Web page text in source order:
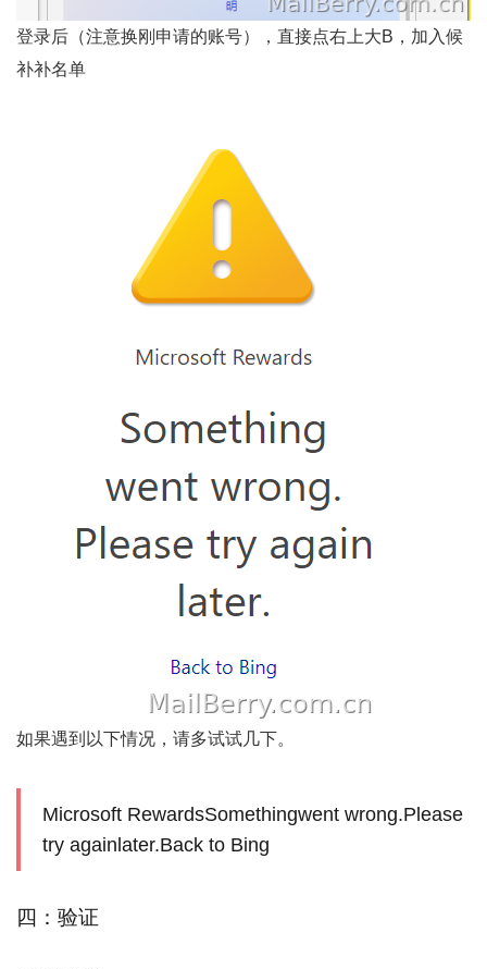
登录后（注意换刚申请的账号），直接点右上大B，加入候
补补名单
如果遇到以下情况，请多试试几下。
Microsoft RewardsSomethingwent wrong.Please
try againlater.Back to Bing
四：验证